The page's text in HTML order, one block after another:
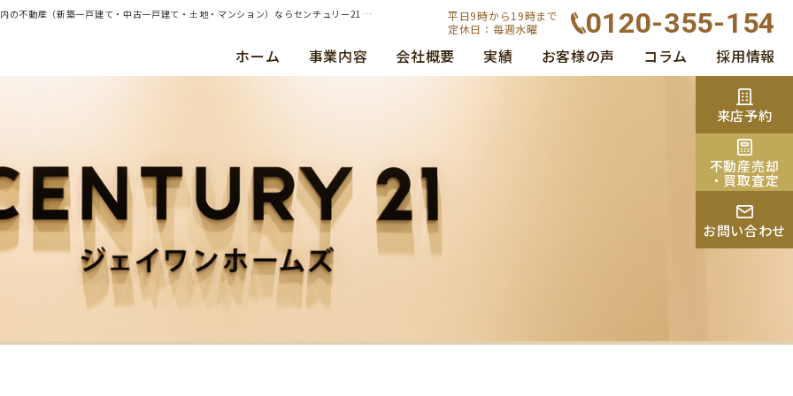
| 横浜市保土ヶ谷区新井町 戸建の売却査定のお問合せを頂きました | 横浜・川崎・東京都内の不動産（新築一戸建て・中古一戸建て・土地・マンション）ならセンチュリー21ジェイワンホームズ
平日9時から19時まで
定休日：毎週水曜
0120-355-154
ホーム 事業内容 会社概要 実績 お客様の声 コラム 採用情報
来店予約
不動産売却
・買取査定
お問い合わせ